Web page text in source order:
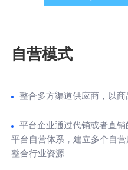
自营模式
整合多方渠道供应商，以商
平台企业通过代销或者直
平台自营体系，建立多个自
整合行业资源